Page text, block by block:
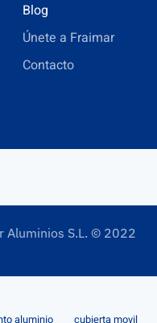
Blog
Únete a Fraimar
Contacto
Aluminios S.L. © 2022
aluminio cubierta movil